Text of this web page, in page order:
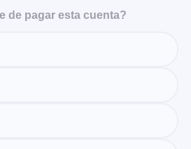
de pagar esta cuenta?